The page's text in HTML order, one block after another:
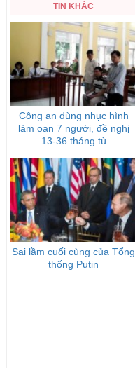
TIN KHÁC
Công an dùng nhục hình
làm oan 7 người, đề nghị
13-36 tháng tù
Sai lầm cuối cùng của Tổng
thống Putin